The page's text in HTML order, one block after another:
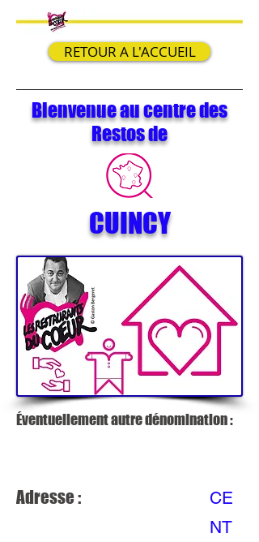
CUINCY
Bienvenue au centre des
Restos de
Éventuellement autre dénomination :
Adresse :
CE
NT
RETOUR A L'ACCUEIL